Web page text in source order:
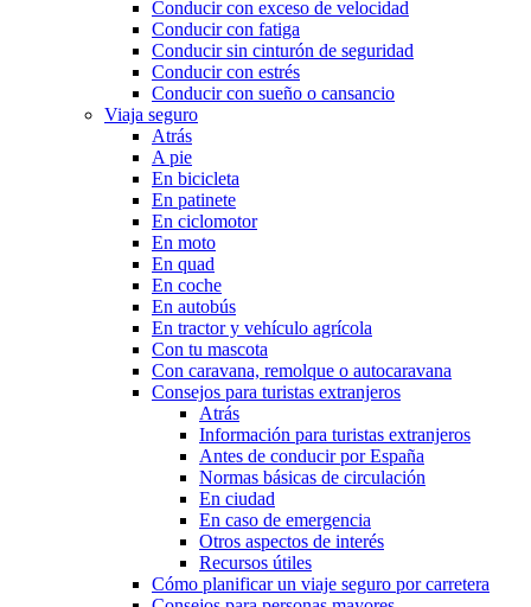
Conducir con exceso de velocidad
Conducir con fatiga
Conducir sin cinturón de seguridad
Conducir con estrés
Conducir con sueño o cansancio
Viaja seguro
Atrás
A pie
En bicicleta
En patinete
En ciclomotor
En moto
En quad
En coche
En autobús
En tractor y vehículo agrícola
Con tu mascota
Con caravana, remolque o autocaravana
Consejos para turistas extranjeros
Atrás
Información para turistas extranjeros
Antes de conducir por España
Normas básicas de circulación
En ciudad
En caso de emergencia
Otros aspectos de interés
Recursos útiles
Cómo planificar un viaje seguro por carretera